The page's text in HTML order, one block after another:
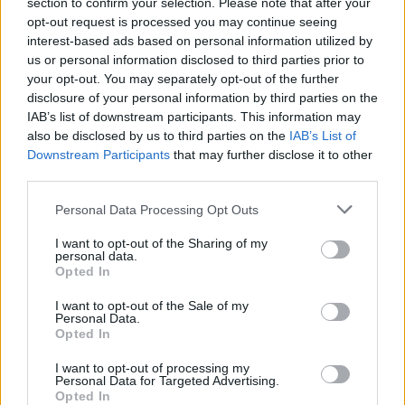
opt-out request is processed you may continue seeing
interest-based ads based on personal information utilized by
us or personal information disclosed to third parties prior to
your opt-out. You may separately opt-out of the further
disclosure of your personal information by third parties on the
IAB’s list of downstream participants. This information may
also be disclosed by us to third parties on the IAB’s List of
Downstream Participants that may further disclose it to other
Personal Data Processing Opt Outs
I want to opt-out of the Sharing of my
personal data.
Opted In
I want to opt-out of the Sale of my
Personal Data.
Opted In
I want to opt-out of processing my
Personal Data for Targeted Advertising.
Opted In
17.8.
08:30
10:05
gefährlichen Nilpferdtoffeln und Frittantulas zu...
Aussicht auf Fleischbällchen 2
Spielfilm/ Animationsfilm
Nightlife
Ein Date entwickelt sich zu einer turbulenten
Spielfilm / Liebeskomödie
Nightlife
Ein Date entwickelt sich zu einer turbulenten
Spielfilm/ Liebeskomödie